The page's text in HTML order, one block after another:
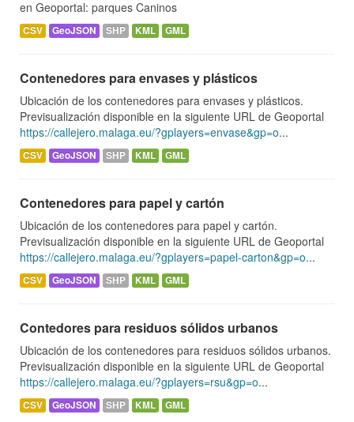
en Geoportal: parques Caninos
CSV GeoJSON SHP KML GML
Contenedores para envases y plásticos
Ubicación de los contenedores para envases y plásticos.
Previsualización disponible en la siguiente URL de Geoportal
https://callejero.malaga.eu/?gplayers=envase&gp=o...
CSV GeoJSON SHP KML GML
Contenedores para papel y cartón
Ubicación de los contenedores para papel y cartón.
Previsualización disponible en la siguiente URL de Geoportal
https://callejero.malaga.eu/?gplayers=papel-carton&gp=o...
CSV GeoJSON SHP KML GML
Contedores para residuos sólidos urbanos
Ubicación de los contenedores para residuos sólidos urbanos.
Previsualización disponible en la siguiente URL de Geoportal
https://callejero.malaga.eu/?gplayers=rsu&gp=o...
CSV GeoJSON SHP KML GML